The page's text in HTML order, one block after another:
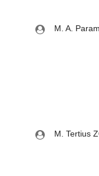
M. A.
M. Tertius